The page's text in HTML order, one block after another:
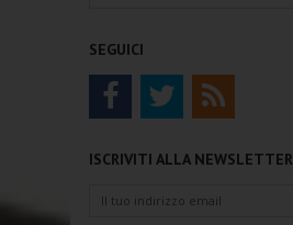
SEGUICI
ISCRIVITI ALLA NEWSLETTER